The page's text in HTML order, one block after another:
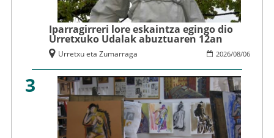
Iparragirreri lore eskaintza egingo dio
Urretxuko Udalak abuztuaren 12an
2026/08/06
Urretxu eta Zumarraga
3